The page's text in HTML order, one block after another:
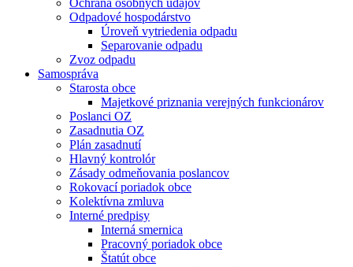
Ochrana osobných údajov
Odpadové hospodárstvo
Úroveň vytriedenia odpadu
Separovanie odpadu
Zvoz odpadu
Samospráva
Starosta obce
Majetkové priznania verejných funkcionárov
Poslanci OZ
Zasadnutia OZ
Plán zasadnutí
Hlavný kontrolór
Zásady odmeňovania poslancov
Rokovací poriadok obce
Kolektívna zmluva
Interné predpisy
Interná smernica
Pracovný poriadok obce
Štatút obce